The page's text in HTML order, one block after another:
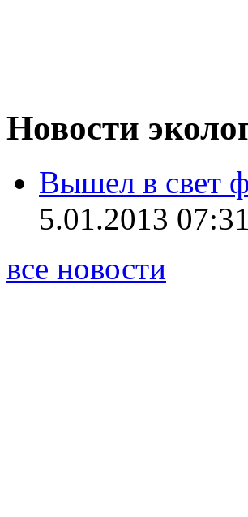
Новости
Вышел в свет
5.01.2013 07:31
все новости